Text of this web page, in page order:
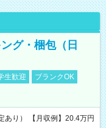
グ・梱包（日
生歓迎
ブランクOK
り） 【月収例】20.4万円